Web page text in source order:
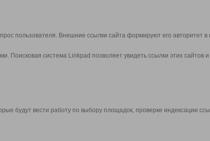
пользователя. Внешние ссылки сайта формируют его авторитет в
система Linkpad позволяет увидеть ссылки этих сайтов
будут вести работу по выбору площадок, проверке индексации